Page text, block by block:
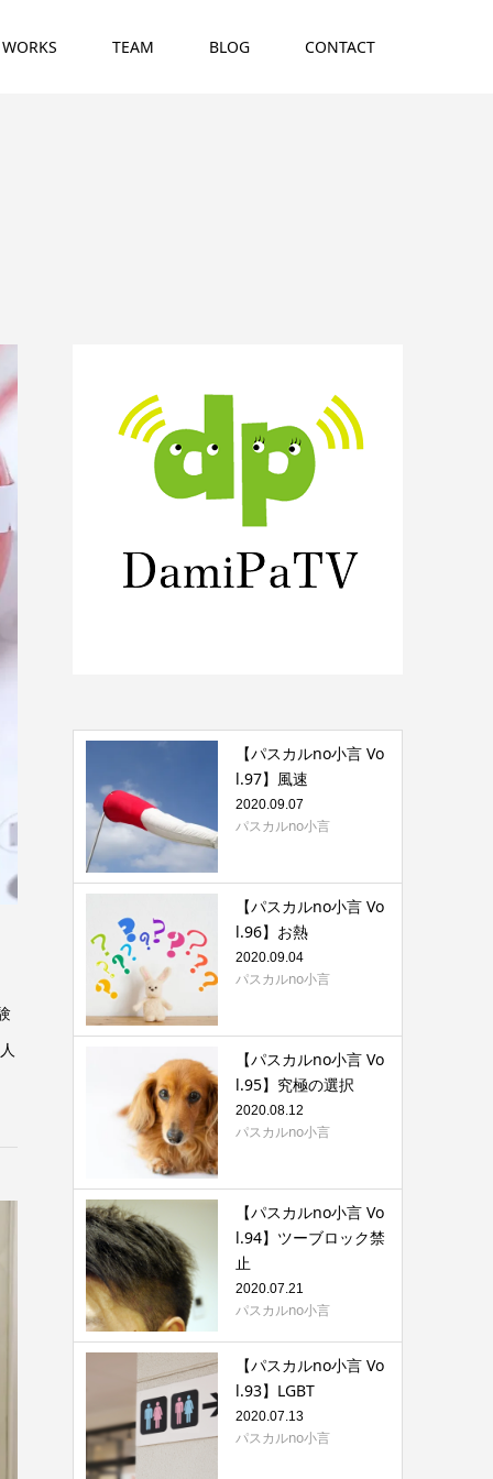
WORKS TEAM BLOG CONTACT
【パスカルno小言 Vo
l.97】風速
2020.09.07
パスカルno小言
【パスカルno小言 Vo
l.96】お熱
2020.09.04
パスカルno小言
【パスカルno小言 Vo
l.95】究極の選択
2020.08.12
パスカルno小言
【パスカルno小言 Vo
l.94】ツーブロック禁
止
2020.07.21
パスカルno小言
【パスカルno小言 Vo
l.93】LGBT
2020.07.13
パスカルno小言